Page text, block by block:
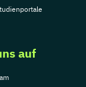
auf